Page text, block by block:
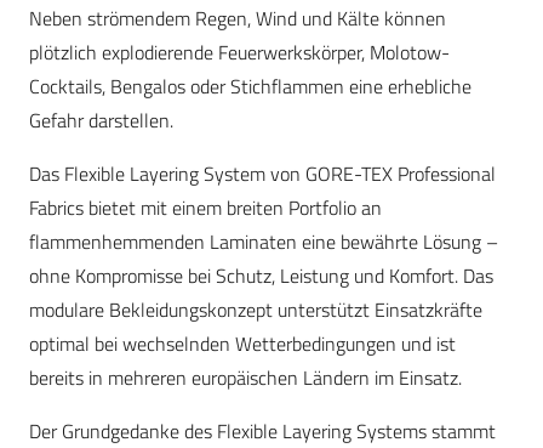
Neben strömendem Regen, Wind und Kälte können
plötzlich explodierende Feuerwerkskörper, Molotow-
Cocktails, Bengalos oder Stichflammen eine erhebliche
Gefahr darstellen.
Das Flexible Layering System von GORE-TEX Professional
Fabrics bietet mit einem breiten Portfolio an
flammenhemmenden Laminaten eine bewährte Lösung –
ohne Kompromisse bei Schutz, Leistung und Komfort. Das
modulare Bekleidungskonzept unterstützt Einsatzkräfte
optimal bei wechselnden Wetterbedingungen und ist
bereits in mehreren europäischen Ländern im Einsatz.
Der Grundgedanke des Flexible Layering Systems stammt